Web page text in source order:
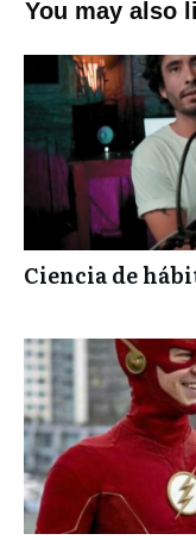
You may also
Ciencia de